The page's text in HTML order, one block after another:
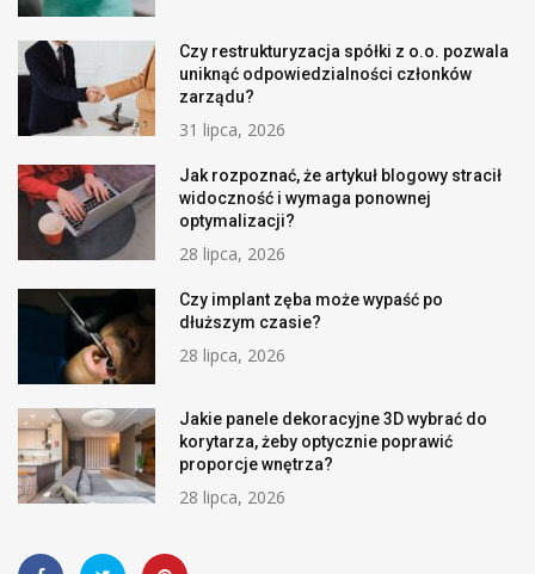
Czy restrukturyzacja spółki z o.o. pozwala
uniknąć odpowiedzialności członków
zarządu?
31 lipca, 2026
Jak rozpoznać, że artykuł blogowy stracił
widoczność i wymaga ponownej
optymalizacji?
28 lipca, 2026
Czy implant zęba może wypaść po
dłuższym czasie?
28 lipca, 2026
Jakie panele dekoracyjne 3D wybrać do
korytarza, żeby optycznie poprawić
proporcje wnętrza?
28 lipca, 2026